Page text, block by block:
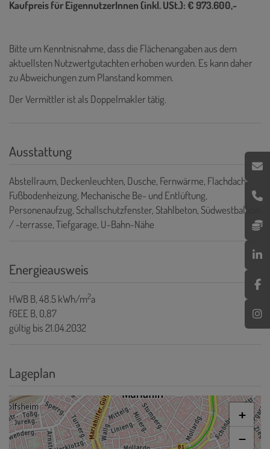
Kaufpreis für EigennutzerInnen (inkl. USt.): € 973.600,-
Bitte um Kenntnisnahme, dass die Flächenangaben aus dem
aktuellsten Nutzwertgutachten erhoben wurden. Es kann daher
zu Abweichungen zum Planstand kommen.
Der Vermittler ist als Doppelmakler tätig.
Ausstattung
Abstellraum Deckenleuchten Dusche Fernwärme Flachdach
Fußbodenheizung Mechanische Be- und Entlüftung
Personenaufzug Schallschutzfenster Stahlbeton Südwestbalkon
/ -terrasse Tiefgarage U-Bahn-Nähe
Energieausweis
HWBB, 48.5 kWh/m2a
fGEE B, 0,87
gültig bis21.04.2032
Lageplan
+
−